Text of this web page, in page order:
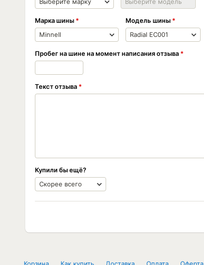
Марка шины Модель шины
Пробег на шине на момент написания отзыва
Текст отзыва
Купили бы ещё?